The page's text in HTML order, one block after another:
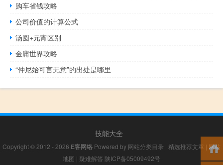
购车省钱攻略
公司价值的计算公式
汤圆+元宵区别
金庸世界攻略
“仲尼始可言无意”的出处是哪里
技能大全
Copyright © 2012 - 2026 E客网络 Powered by 网站分类目录 | 精选推荐文章 | 网站
地图 | 疑难解答 陕ICP备05009492号